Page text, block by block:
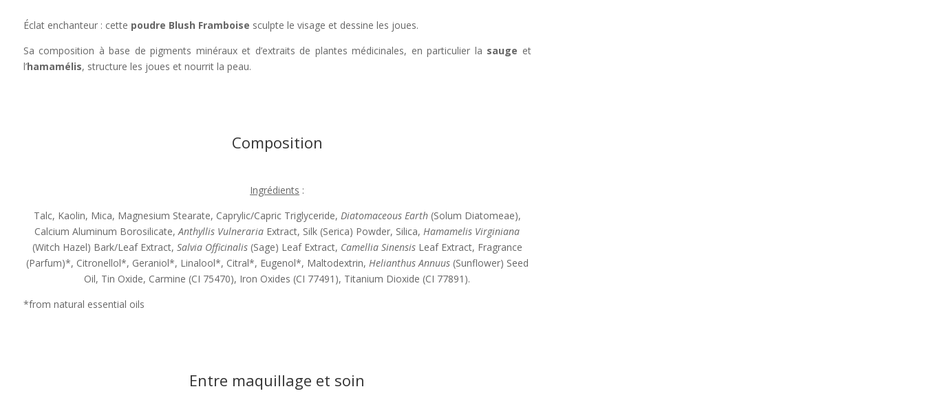
Éclat enchanteur : cette poudre Blush Framboise sculpte le visage et dessine les joues.
Sa composition à base de pigments minéraux et d’extraits de plantes médicinales, en particulier la sauge et
l’hamamélis, structure les joues et nourrit la peau.
Composition
Ingrédients :
Talc, Kaolin, Mica, Magnesium Stearate, Caprylic/Capric Triglyceride, Diatomaceous Earth(Solum Diatomeae),
Calcium Aluminum Borosilicate,Anthyllis Vulneraria Extract, Silk (Serica) Powder, Silica,Hamamelis Virginiana
(Witch Hazel) Bark/Leaf Extract, Salvia Officinalis(Sage) Leaf Extract, Camellia SinensisLeaf Extract, Fragrance
(Parfum)*, Citronellol*, Geraniol*, Linalool*, Citral*, Eugenol*, Maltodextrin, Helianthus Annuus(Sunflower) Seed
Oil, Tin Oxide, Carmine (CI 75470), Iron Oxides (CI 77491), Titanium Dioxide (CI 77891).
*from natural essential oils
Entre maquillage et soin